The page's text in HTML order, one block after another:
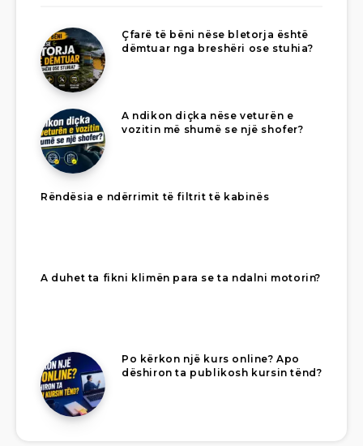
Çfarë të bëni nëse bletorja është
dëmtuar nga breshëri ose stuhia?
A ndikon diçka nëse veturën e
vozitin më shumë se një shofer?
Rëndësia e ndërrimit të filtrit të kabinës
A duhet ta fikni klimën para se ta ndalni motorin?
Po kërkon një kurs online? Apo
dëshiron ta publikosh kursin tënd?